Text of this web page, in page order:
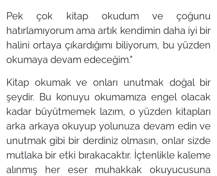
Pek çok kitap okudum ve çoğunu
hatırlamıyorum ama artık kendimin daha iyi bir
halini ortaya çıkardığımı biliyorum, bu yüzden
okumaya devam edeceğim."
Kitap okumak ve onları unutmak doğal bir
şeydir. Bu konuyu okumamıza engel olacak
kadar büyütmemek lazım, o yüzden kitapları
arka arkaya okuyup yolunuza devam edin ve
unutmak gibi bir derdiniz olmasın, onlar sizde
mutlaka bir etki bırakacaktır. İçtenlikle kaleme
alınmış her eser muhakkak okuyucusuna